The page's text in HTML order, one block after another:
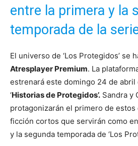
entre la primera y la
temporada de la
El universo de ‘Los Protegidos’ se
Atresplayer Premium. La
estrenará este domingo 24 de
‘Historias de Protegidos’. Sandra y
protagonizarán el primero de
ficción cortos que servirán como
y la segunda temporada de ‘Los